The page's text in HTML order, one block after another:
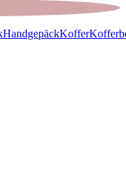
HandgepäckKoffer